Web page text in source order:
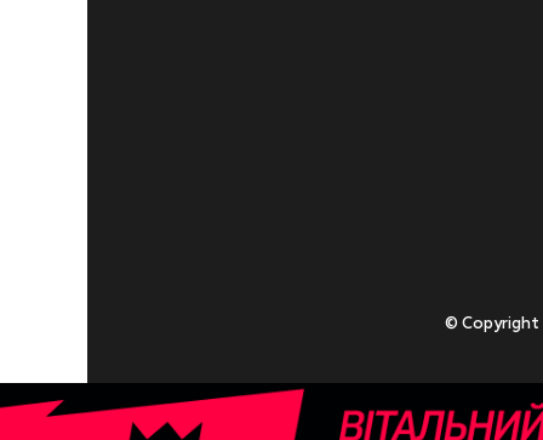
© Copyright
У разі , якщо